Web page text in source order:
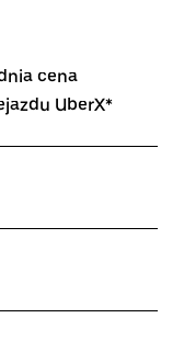
cena
UberX*